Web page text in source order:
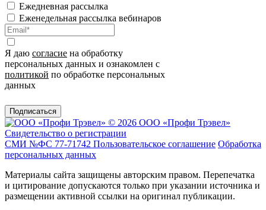
Ежедневная рассылка
Еженедельная рассылка вебинаров
Я даю согласие на обработку
персональных данных и ознакомлен с
политикой по обработке персональных
данных
Подписаться
© 2026 ООО «Профи Трэвeл»
Свидетельство о регистрации
СМИ №ФС 77-71742 Пользовательское соглашение Обработка
персональных данных
Материалы сайта защищены авторским правом. Перепечатка
и цитирование допускаются только при указании источника и
размещении активной ссылки на оригинал публикации.